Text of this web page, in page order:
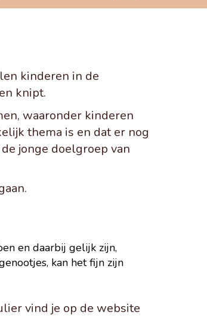
kinderen in de
knipt.
waaronder kinderen
thema is en dat er nog
jonge doelgroep van
en daarbij gelijk zijn,
kan het fijn zijn
vind je op de website